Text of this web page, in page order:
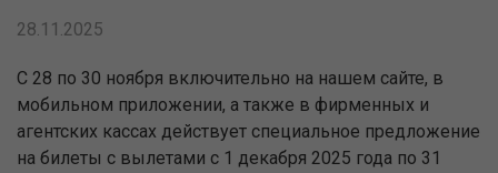
28.11.2025
С 28 по 30 ноября включительно на нашем сайте, в
мобильном приложении, а также в фирменных и
агентских кассах действует специальное предложение
на билеты с вылетами с 1 декабря 2025 года по 31